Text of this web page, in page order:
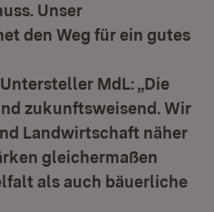
Unser
den Weg für ein gutes
MdL: „Die
zukunftsweisend. Wir
Landwirtschaft näher
gleichermaßen
als auch bäuerliche